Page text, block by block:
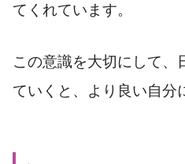
てくれています。
この意識を大切にして、
ていくと、より良い自分